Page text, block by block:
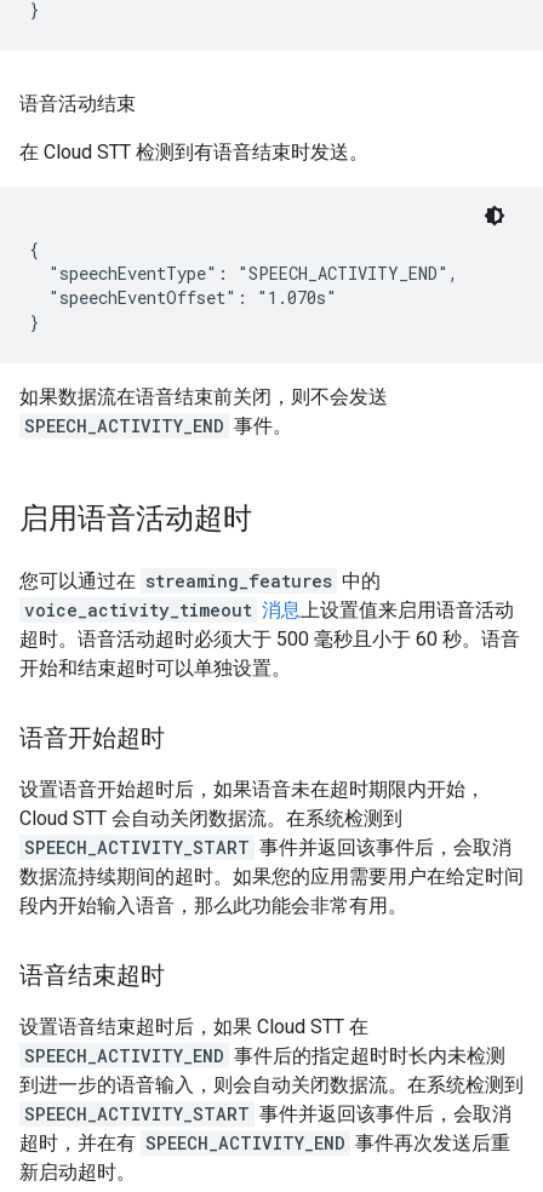
语音活动结束
在 Cloud STT 检测到有语音结束时发送。
{
  "speechEventType": "SPEECH_ACTIVITY_END",
  "speechEventOffset": "1.070s"
如果数据流在语音结束前关闭，则不会发送
SPEECH_ACTIVITY_END 事件。
启用语音活动超时
您可以通过在 streaming_features 中的
voice_activity_timeout 消息上设置值来启用语音活动
超时。语音活动超时必须大于 500 毫秒且小于 60 秒。语音
开始和结束超时可以单独设置。
语音开始超时
设置语音开始超时后，如果语音未在超时期限内开始，
Cloud STT 会自动关闭数据流。在系统检测到
SPEECH_ACTIVITY_START 事件并返回该事件后，会取消
数据流持续期间的超时。如果您的应用需要用户在给定时间
段内开始输入语音，那么此功能会非常有用。
语音结束超时
设置语音结束超时后，如果 Cloud STT 在
SPEECH_ACTIVITY_END 事件后的指定超时时长内未检测
到进一步的语音输入，则会自动关闭数据流。在系统检测到
SPEECH_ACTIVITY_START 事件并返回该事件后，会取消
超时，并在有 SPEECH_ACTIVITY_END 事件再次发送后重
新启动超时。